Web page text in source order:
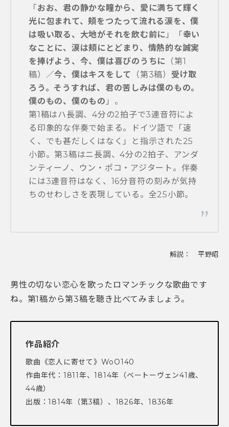
「 おお、君の静かな瞳から、愛に満ちて輝く
光に包まれて、頬をつたって流れる涙を、僕
は吸い取る、大地がそれを飲む前に 」「 幸い
なことに、涙は頬にとどまり、情熱的な誠実
を捧げよう、今、僕は喜びのうちに （第1
稿）／今、僕はキスをして （第3稿） 受け取
ろう。そうすれば、君の苦しみは僕のもの。
僕のもの、僕のもの 」。
第1稿はハ長調、4分の2拍子で3連音符によ
る印象的な伴奏で始まる。ドイツ語で「速
く、でも甚だしくはなく」と指示された25
小節。第3稿はニ長調、4分の2拍子、アンダ
ンティーノ、ウン・ポコ・アジタート。伴奏
には3連音符はなく、16分音符の刻みが気持
ちのせわしさを表現している。全25小節。
解説： 平野昭
男性の切ない恋心を歌ったロマンチックな歌曲です
ね。第1稿から第3稿を聴き比べてみましょう。
作品紹介
歌曲《恋人に寄せて》WoO140
作曲年代：1811年、1814年（ベートーヴェン41歳、
44歳）
出版：1814年（第3稿）、1826年、1836年